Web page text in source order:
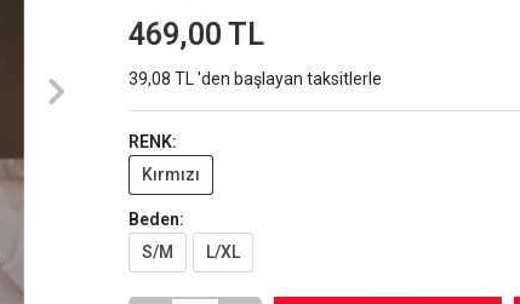
469,00 TL
39,08 TL 'den başlayan taksitlerle
RENK:
Kırmızı
Beden:
S/M
L/XL